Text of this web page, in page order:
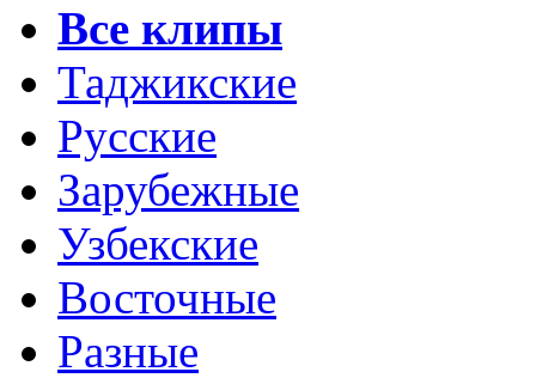
Все клипы
Таджикские
Русские
Зарубежные
Узбекские
Восточные
Разные